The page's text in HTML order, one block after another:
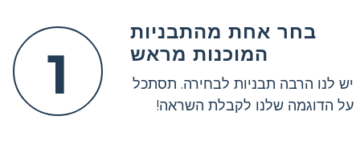
1
בחר אחת מהתבניות
המוכנות מראש
יש לנו הרבה תבניות לבחירה. תסתכל
על הדוגמה שלנו לקבלת השראה!